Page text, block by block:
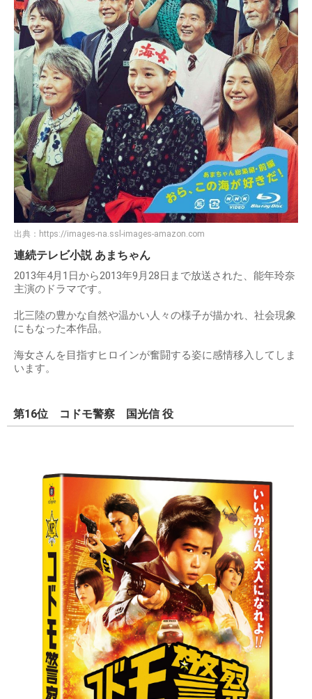
出典： https://images-na.ssl-images-amazon.com
連続テレビ小説 あまちゃん
2013年4月1日から2013年9月28日まで放送された、能年玲奈
主演のドラマです。
北三陸の豊かな自然や温かい人々の様子が描かれ、社会現象
にもなった本作品。
海女さんを目指すヒロインが奮闘する姿に感情移入してしま
います。
第16位 コドモ警察 国光信 役